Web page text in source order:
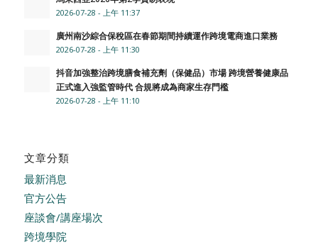
2026-07-28 - 上午 11:37
廣州南沙綜合保稅區在春節期間持續運作跨境電商進口業務
2026-07-28 - 上午 11:30
抖音加強整治跨境膳食補充劑（保健品）市場 跨境營養健康品
正式進入強監管時代 合規將成為商家生存門檻
2026-07-28 - 上午 11:10
文章分類
最新消息
官方公告
座談會/講座場次
跨境學院